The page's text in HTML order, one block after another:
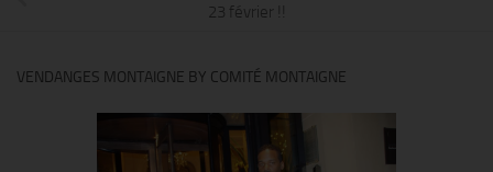
23 février !!
VENDANGES MONTAIGNE BY COMITÉ MONTAIGNE